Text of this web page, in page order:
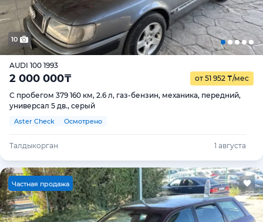
10
AUDI 100 1993
2 000 000₸ от 51 952 ₸/мес
С пробегом 379 160 км, 2.6 л, газ-бензин, механика, передний,
универсал 5 дв., серый
Aster Check Осмотрено
Талдыкорган 1 августа
Частная продажа